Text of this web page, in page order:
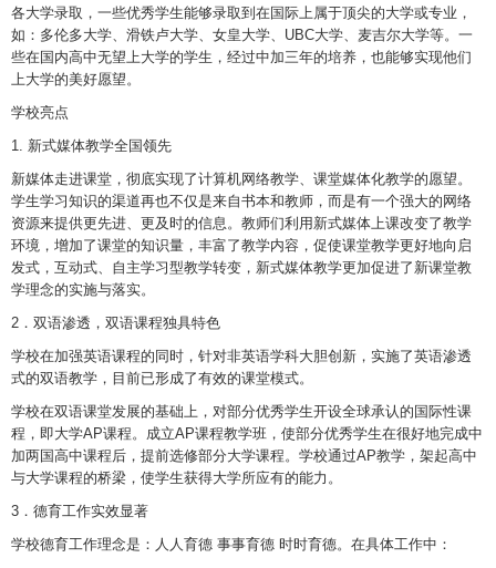
各大学录取，一些优秀学生能够录取到在国际上属于顶尖的大学或专业，
如：多伦多大学、滑铁卢大学、女皇大学、UBC大学、麦吉尔大学等。一
些在国内高中无望上大学的学生，经过中加三年的培养，也能够实现他们
上大学的美好愿望。
学校亮点
1. 新式媒体教学全国领先
新媒体走进课堂，彻底实现了计算机网络教学、课堂媒体化教学的愿望。
学生学习知识的渠道再也不仅是来自书本和教师，而是有一个强大的网络
资源来提供更先进、更及时的信息。教师们利用新式媒体上课改变了教学
环境，增加了课堂的知识量，丰富了教学内容，促使课堂教学更好地向启
发式，互动式、自主学习型教学转变，新式媒体教学更加促进了新课堂教
学理念的实施与落实。
2．双语渗透，双语课程独具特色
学校在加强英语课程的同时，针对非英语学科大胆创新，实施了英语渗透
式的双语教学，目前已形成了有效的课堂模式。
学校在双语课堂发展的基础上，对部分优秀学生开设全球承认的国际性课
程，即大学AP课程。成立AP课程教学班，使部分优秀学生在很好地完成中
加两国高中课程后，提前选修部分大学课程。学校通过AP教学，架起高中
与大学课程的桥梁，使学生获得大学所应有的能力。
3．德育工作实效显著
学校德育工作理念是：人人育德 事事育德 时时育德。在具体工作中：